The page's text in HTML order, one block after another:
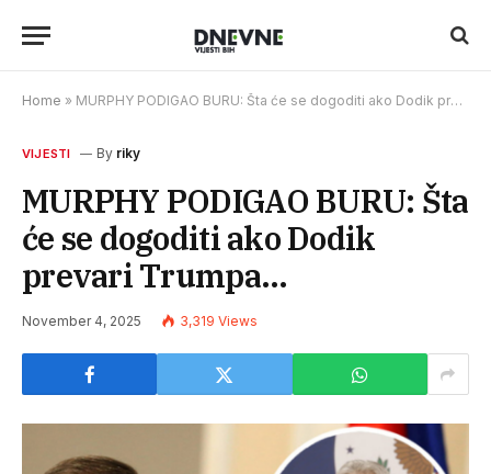
Home » MURPHY PODIGAO BURU: Šta će se dogoditi ako Dodik prevari Trumpa…
VIJESTI By riky
MURPHY PODIGAO BURU: Šta
će se dogoditi ako Dodik
prevari Trumpa…
November 4, 2025 3,319 Views